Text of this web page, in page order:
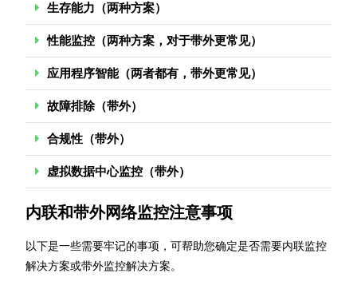
生存能力（两种方案）
性能监控（两种方案，对于带外更常见）
应用程序智能（两者都有，带外更常见）
故障排除（带外）
合规性（带外）
虚拟数据中心监控（带外）
内联和带外网络监控注意事项
以下是一些需要牢记的事项，可帮助您确定是否需要内联监控
解决方案或带外监控解决方案。